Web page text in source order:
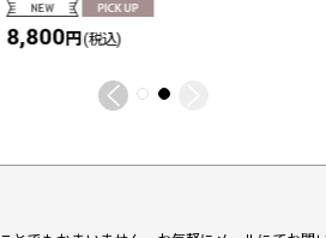
8,800円 (税込)